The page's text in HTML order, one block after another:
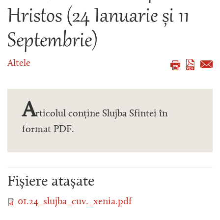
Hristos (24 Ianuarie și 11
Septembrie)
Altele
Articolul conține Slujba Sfintei în
format PDF.
Fișiere atașate
01.24_slujba_cuv._xenia.pdf